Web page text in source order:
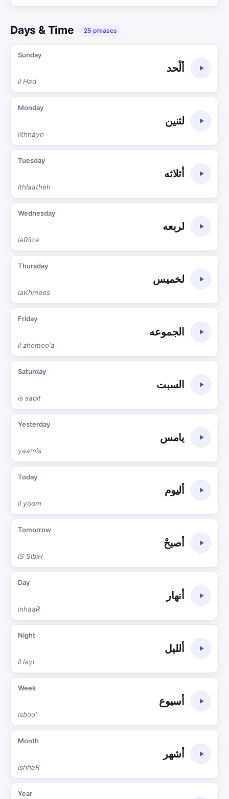
Days & Time 25 phrases
Sunday
ألْحد
il Had
Monday
لثنين
lithnayn
Tuesday
أثلاثه
ithlaatheh
Wednesday
لربعه
laRib'a
Thursday
لخميس
laKhmees
Friday
الجموعه
il zhomoo'a
Saturday
السبت
is sabit
Yesterday
يامس
yaamis
Today
أليوم
il yoom
Tomorrow
أصبحْ
iS SibiH
Day
أنهار
inhaaR
Night
ألليل
il layl
Week
أسبوع
isboo'
Month
أشهر
ishhaR
Year